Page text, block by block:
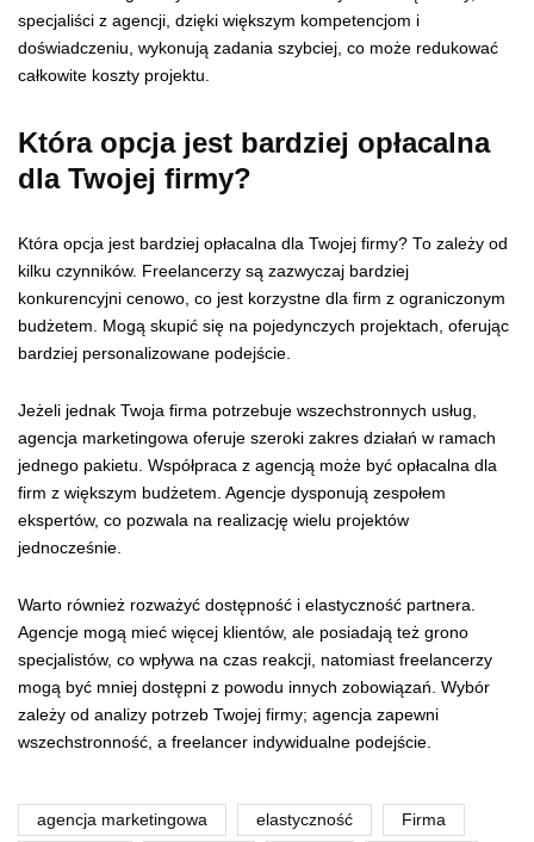
specjaliści z agencji, dzięki większym kompetencjom i
doświadczeniu, wykonują zadania szybciej, co może redukować
całkowite koszty projektu.
Która opcja jest bardziej opłacalna
dla Twojej firmy?
Która opcja jest bardziej opłacalna dla Twojej firmy? To zależy od
kilku czynników. Freelancerzy są zazwyczaj bardziej
konkurencyjni cenowo, co jest korzystne dla firm z ograniczonym
budżetem. Mogą skupić się na pojedynczych projektach, oferując
bardziej personalizowane podejście.
Jeżeli jednak Twoja firma potrzebuje wszechstronnych usług,
agencja marketingowa oferuje szeroki zakres działań w ramach
jednego pakietu. Współpraca z agencją może być opłacalna dla
firm z większym budżetem. Agencje dysponują zespołem
ekspertów, co pozwala na realizację wielu projektów
jednocześnie.
Warto również rozważyć dostępność i elastyczność partnera.
Agencje mogą mieć więcej klientów, ale posiadają też grono
specjalistów, co wpływa na czas reakcji, natomiast freelancerzy
mogą być mniej dostępni z powodu innych zobowiązań. Wybór
zależy od analizy potrzeb Twojej firmy; agencja zapewni
wszechstronność, a freelancer indywidualne podejście.
agencja marketingowa elastyczność Firma